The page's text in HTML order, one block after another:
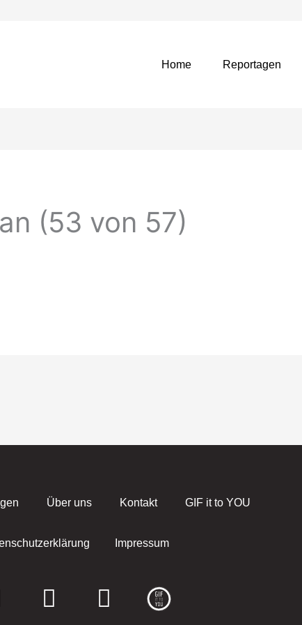
Home Reportagen
(53 von 57)
Über uns Kontakt GIF it to YOU
Impressum
I
E